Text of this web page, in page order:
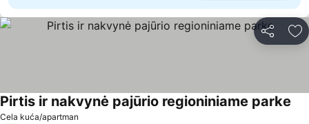
Deli
Cela kuća/apartman
Pirtis ir nakvynė pajūrio regioniniame parke